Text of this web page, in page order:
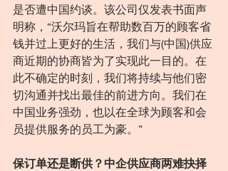
是否遭中国约谈。该公司仅发表书面声
明称，“沃尔玛旨在帮助数百万的顾客省
钱并过上更好的生活，我们与(中国)供应
商近期的协商皆为了实现此一目的。在
此不确定的时刻，我们将持续与他们密
切沟通并找出最佳的前进⽅向。我们在
中国业务强劲，也以在全球为顾客和会
员提供服务的员工为豪。”
保订单还是断供？中企供应商两难抉择